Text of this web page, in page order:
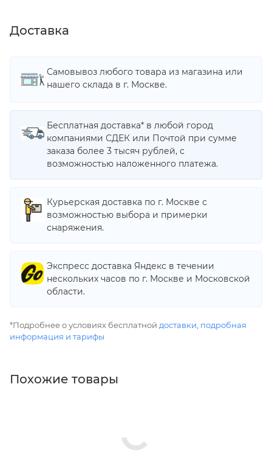
Доставка
Самовывоз любого товара из магазина или
нашего склада в г. Москве.
Бесплатная доставка* в любой город
компаниями СДЕК или Почтой при сумме
заказа более 3 тысяч рублей, с
возможностью наложенного платежа.
Курьерская доставка по г. Москве с
возможностью выбора и примерки
снаряжения.
Экспресс доставка Яндекс в течении
нескольких часов по г. Москве и Московской
области.
*Подробнее о условиях бесплатной доставки подробная
информация и тарифы
Похожие товары